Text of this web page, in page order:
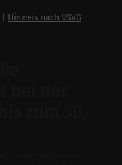
Hinweis nach VSVG